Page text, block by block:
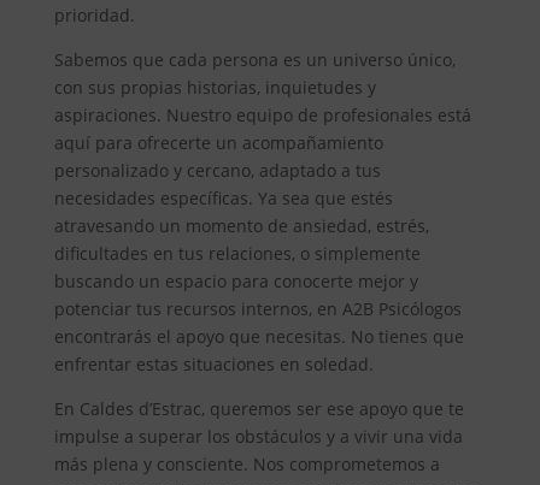
prioridad.
Sabemos que cada persona es un universo único,
con sus propias historias, inquietudes y
aspiraciones. Nuestro equipo de profesionales está
aquí para ofrecerte un acompañamiento
personalizado y cercano, adaptado a tus
necesidades específicas. Ya sea que estés
atravesando un momento de ansiedad, estrés,
dificultades en tus relaciones, o simplemente
buscando un espacio para conocerte mejor y
potenciar tus recursos internos, en A2B Psicólogos
encontrarás el apoyo que necesitas. No tienes que
enfrentar estas situaciones en soledad.
En Caldes d’Estrac, queremos ser ese apoyo que te
impulse a superar los obstáculos y a vivir una vida
más plena y consciente. Nos comprometemos a